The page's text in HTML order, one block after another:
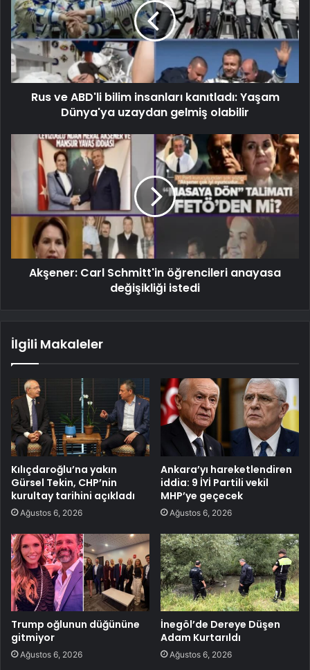
Rus ve ABD'li bilim insanları kanıtladı: Yaşam
Dünya'ya uzaydan gelmiş olabilir
Akşener: Carl Schmitt'in öğrencileri anayasa
değişikliği istedi
İlgili Makaleler
Kılıçdaroğlu’na yakın
Gürsel Tekin, CHP’nin
kurultay tarihini açıkladı
Ağustos 6, 2026
Ankara’yı hareketlendiren
iddia: 9 İYİ Partili vekil
MHP’ye geçecek
Ağustos 6, 2026
Trump oğlunun düğününe
gitmiyor
Ağustos 6, 2026
İnegöl’de Dereye Düşen
Adam Kurtarıldı
Ağustos 6, 2026